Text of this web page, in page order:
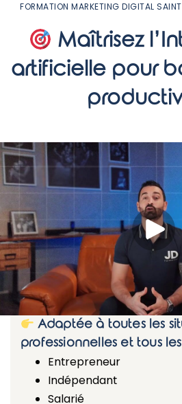
FORMATION MARKETING DIGITAL
Maîtrisez
artificielle pour
Adaptée à toutes les
professionnelles et tous
Entrepreneur
Indépendant
Salarié